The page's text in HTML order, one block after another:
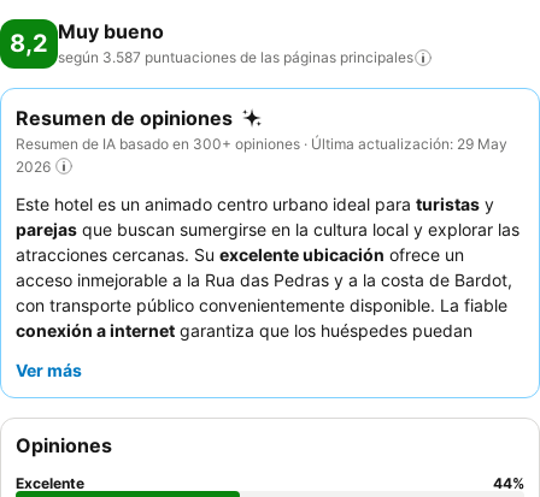
8,2 Muy bueno
según 3.587 puntuaciones de las páginas principales
Resumen de opiniones
Resumen de IA basado en 300+ opiniones · Última actualización: 29 May
2026
Este hotel es un animado centro urbano ideal para turistas y
parejas que buscan sumergirse en la cultura local y explorar las
atracciones cercanas. Su excelente ubicación ofrece un
acceso inmejorable a la Rua das Pedras y a la costa de Bardot,
con transporte público convenientemente disponible. La fiable
conexión a internet garantiza que los huéspedes puedan
aventura o para compartir sus experiencias. Los huéspedes
variado y delicioso
las mejores vistas, se recomienda solicitar una habitación en un
piso alto.
Ver más
Opiniones
Excelente 44%